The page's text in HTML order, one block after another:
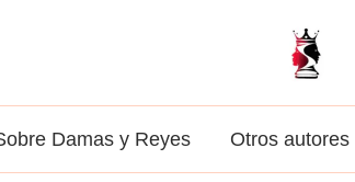
Damas y Reyes Otros autores